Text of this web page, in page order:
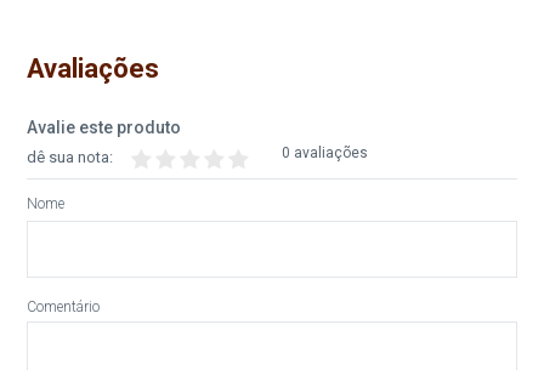
Avaliações
Avalie este produto
0 avaliações
dê sua nota:
Nome
Comentário